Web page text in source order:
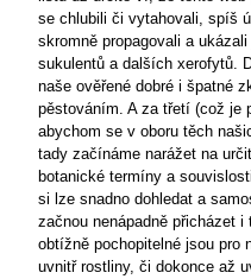
se chlubili či vytahovali, spíš
skromně propagovali a
sukulentů a dalších xerofytů.
naše ověřené dobré i špatné
pěstováním. A za třetí (což je
abychom se v oboru těch
tady začínáme narážet na
botanické termíny a
si lze snadno dohledat a
začnou nenápadně přicházet
obtížně pochopitelné jsou pro
uvnitř rostliny, či dokonce až